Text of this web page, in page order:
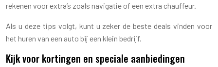
rekenen voor extra’s zoals navigatie of een extra chauffeur.
Als u deze tips volgt, kunt u zeker de beste deals vinden voor
het huren van een auto bij een klein bedrijf.
Kijk voor kortingen en speciale aanbiedingen